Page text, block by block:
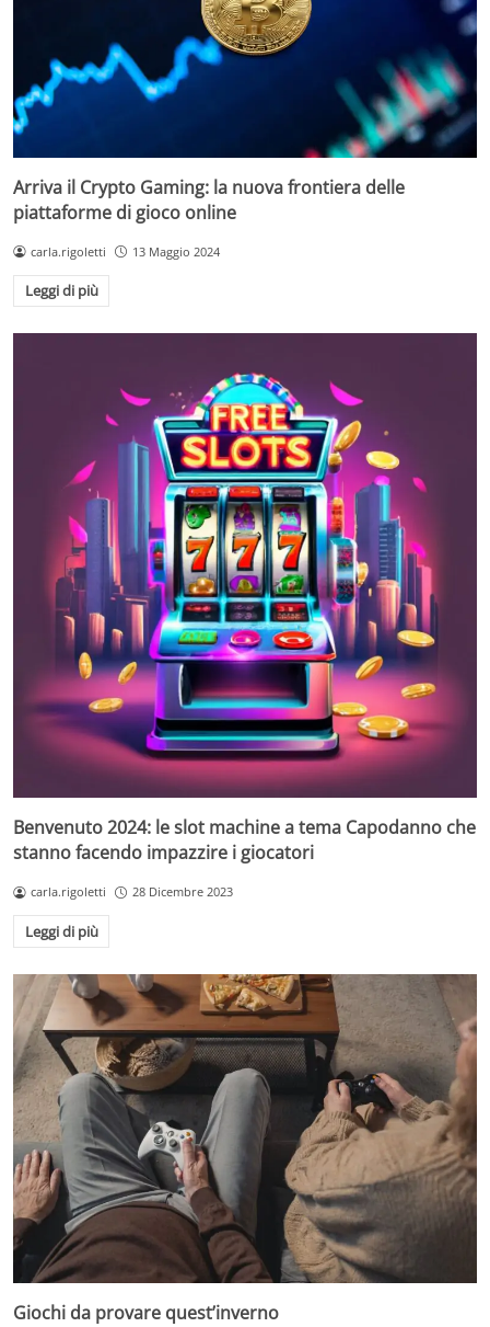
Arriva il Crypto Gaming: la nuova frontiera delle
piattaforme di gioco online
carla.rigoletti 13 Maggio 2024
Leggi di più
Benvenuto 2024: le slot machine a tema Capodanno che
stanno facendo impazzire i giocatori
carla.rigoletti 28 Dicembre 2023
Leggi di più
Giochi da provare quest’inverno